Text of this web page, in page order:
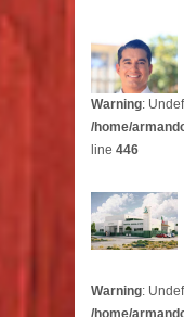
Warning:
/home/
line 446
Warning:
/home/